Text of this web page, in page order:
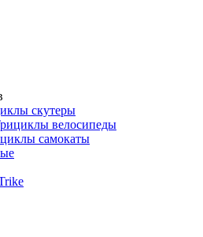
скутеры
велосипеды
самокаты